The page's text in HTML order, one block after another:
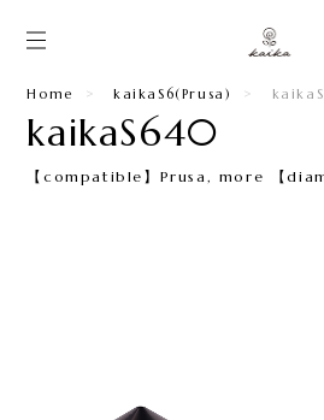
Home kaikaS6(Prusa)
kaikaS640
【compatible】Prusa, more 【